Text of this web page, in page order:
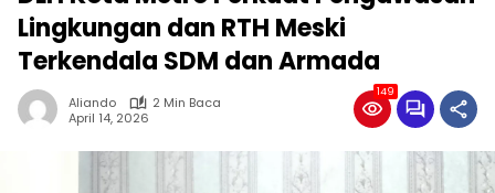
Lingkungan dan RTH Meski
Terkendala SDM dan Armada
Aliando
2 Min Baca
April 14, 2026
149